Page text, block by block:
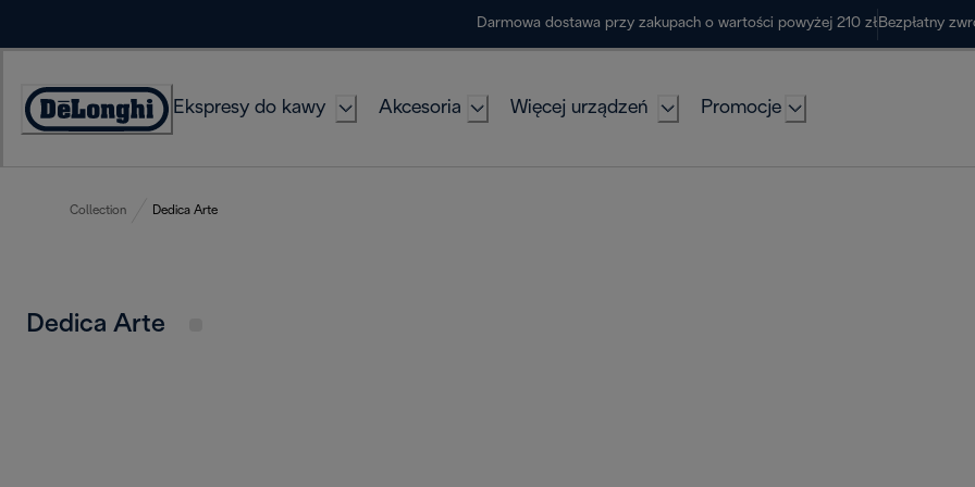
Darmowa dostawa przy zakupach o wartości powyżej 210 zł Bezpłatny
Deklaracja
Ekspresy do kawy Akcesoria Więcej urządzeń Promocje
Collection Dedica Arte
Dedica Arte